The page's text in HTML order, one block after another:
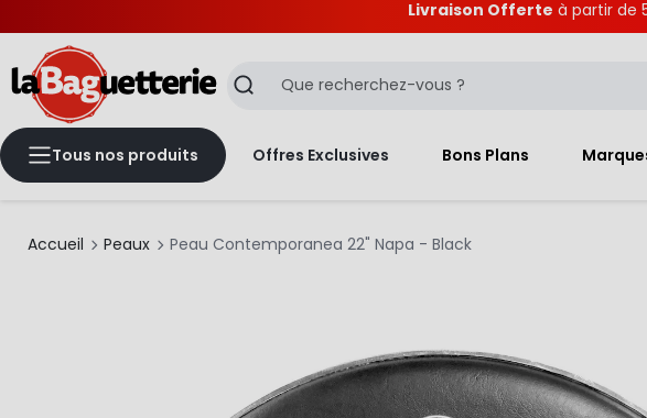
Livraison Offerte à partir de
Recherche
Tous nos produits Offres Exclusives Bons Plans
Accueil Peaux Peau Contemporanea 22" Napa - Black